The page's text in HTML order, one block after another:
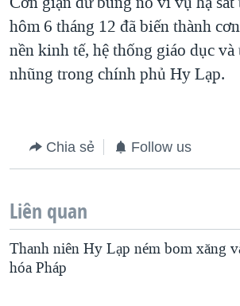
hôm 6 tháng 12 đã biến thành
nền kinh tế, hệ thống giáo dục
nhũng trong chính phủ Hy Lạp.
Chia sẻ Follow us
Liên quan
Thanh niên Hy Lạp ném bom xăng
hóa Pháp